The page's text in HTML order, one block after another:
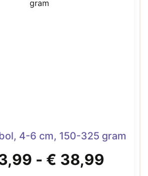
4-6 cm, 150-325 gram
- € 38,99